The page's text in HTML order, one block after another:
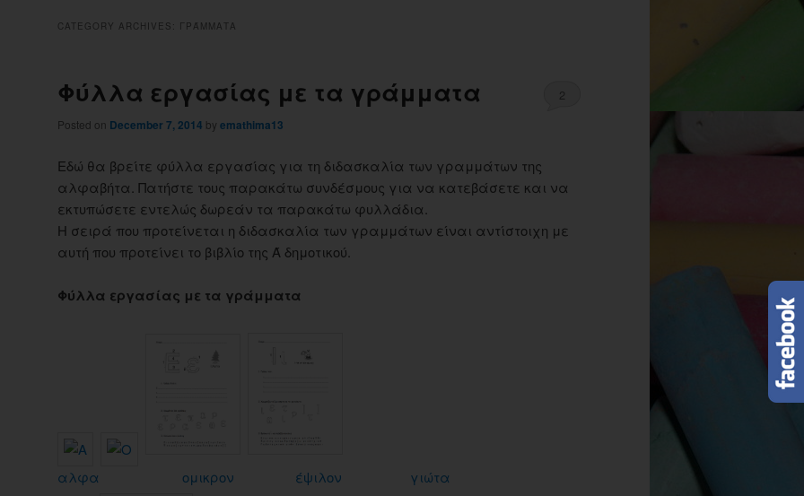
CATEGORY ARCHIVES: ΓΡΆΜΜΑΤΑ
Φύλλα εργασίας με τα γράμματα
Posted on December 7, 2014 by emathima13
2
Εδώ θα βρείτε φύλλα εργασίας για τη διδασκαλία των γραμμάτων της
αλφαβήτα. Πατήστε τους παρακάτω συνδέσμους για να κατεβάσετε και να
εκτυπώσετε εντελώς δωρεάν τα παρακάτω φυλλάδια.
Η σειρά που προτείνεται η διδασκαλία των γραμμάτων είναι αντίστοιχη με
αυτή που προτείνει το βιβλίο της Ά δημοτικού.
Φύλλα εργασίας με τα γράμματα
αλφα ομικρον έψιλον γιώτα